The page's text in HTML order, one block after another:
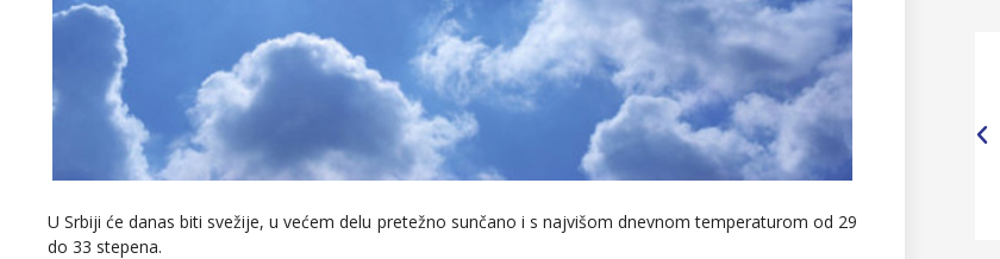
U Srbiji će danas biti svežije, u većem delu pretežno sunčano i s najvišom dnevnom temperaturom od 29
do 33 stepena.